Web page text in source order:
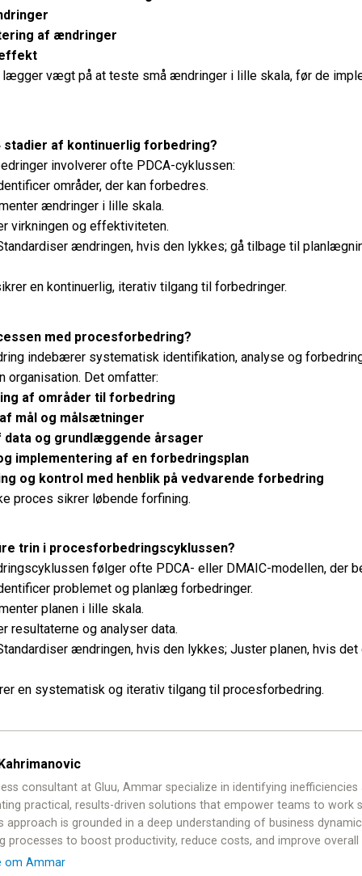
af ændringer
lægger vægt på at teste små ændringer i lille skala, før de
stadier af kontinuerlig forbedring?
involverer ofte PDCA-cyklussen:
områder, der kan forbedres.
ændringer i lille skala.
virkningen og effektiviteten.
ændringen, hvis den lykkes; gå tilbage til
en kontinuerlig, iterativ tilgang til forbedringer.
med procesforbedring?
indebærer systematisk identifikation, analyse og
organisation. Det omfatter:
af områder til forbedring
mål og målsætninger
data og grundlæggende årsager
implementering af en forbedringsplan
og kontrol med henblik på vedvarende forbedring
proces sikrer løbende forfining.
trin i procesforbedringscyklussen?
følger ofte PDCA- eller DMAIC-modellen, der
problemet og planlæg forbedringer.
planen i lille skala.
resultaterne og analyser data.
ændringen, hvis den lykkes; Juster planen, hvis det
en systematisk og iterativ tilgang til procesforbedring.
consultant at Gluu, Ammar specialize in identifying inefficiencies
practical, results-driven solutions that empower teams to work
approach is grounded in a deep understanding of business
processes to boost productivity, reduce costs, and improve
om Ammar